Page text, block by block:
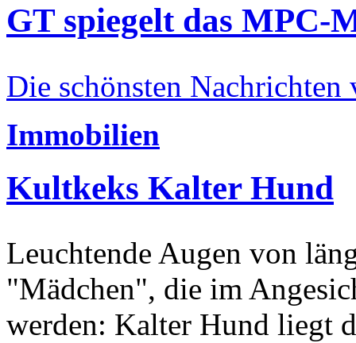
GT spiegelt das MPC-
Die schönsten Nachrichten
Immobilien
Kultkeks Kalter Hund
Leuchtende Augen von
"Mädchen", die im
werden: Kalter Hund liegt